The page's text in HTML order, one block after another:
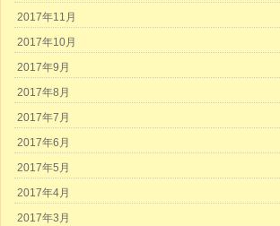
2017年11月
2017年10月
2017年9月
2017年8月
2017年7月
2017年6月
2017年5月
2017年4月
2017年3月